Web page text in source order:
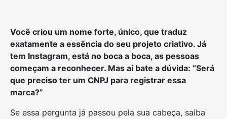
Você criou um nome forte, único, que traduz
exatamente a essência do seu projeto criativo. Já
tem Instagram, está no boca a boca, as pessoas
começam a reconhecer. Mas aí bate a dúvida: “Será
que preciso ter um CNPJ para registrar essa
marca?”
Se essa pergunta já passou pela sua cabeça, saiba